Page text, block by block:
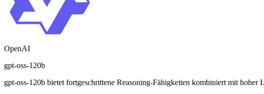
OpenAI
gpt-oss-120b
gpt-oss-120b bietet fortgeschrittene Reasoning-Fähigkeiten kombiniert mit hoher